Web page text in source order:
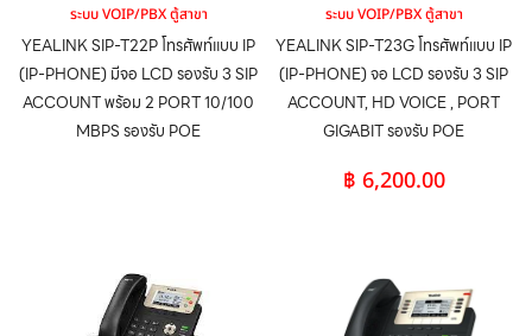
ระบบ VOIP/PBX ตู้สาขา
YEALINK SIP-T22P โทรศัพท์แบบ IP
(IP-PHONE) มีจอ LCD รองรับ 3 SIP
ACCOUNT พร้อม 2 PORT 10/100
MBPS รองรับ POE
ระบบ VOIP/PBX ตู้สาขา
YEALINK SIP-T23G โทรศัพท์แบบ IP
(IP-PHONE) จอ LCD รองรับ 3 SIP
ACCOUNT, HD VOICE , PORT
GIGABIT รองรับ POE
฿ 6,200.00